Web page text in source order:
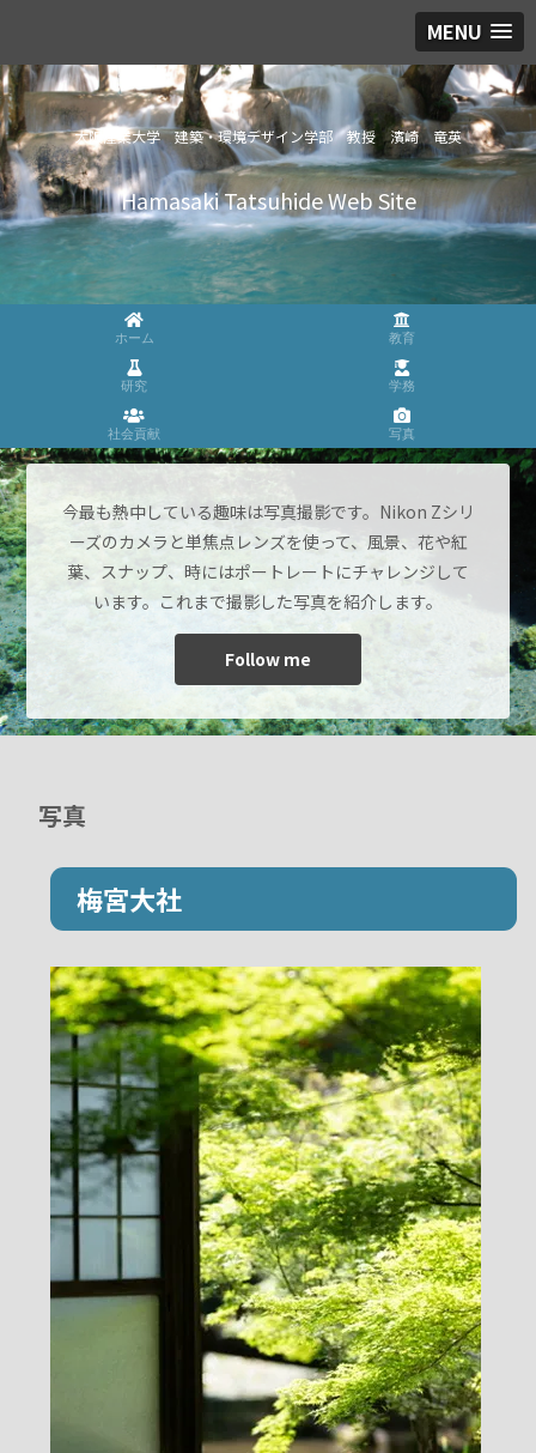
MENU
大阪産業大学 建築・環境デザイン学部 教授 濱崎 竜英
Hamasaki Tatsuhide Web Site
ホーム 教育
研究 学務
社会貢献 写真
今最も熱中している趣味は写真撮影です。Nikon Zシリ
ーズのカメラと単焦点レンズを使って、風景、花や紅
葉、スナップ、時にはポートレートにチャレンジして
います。これまで撮影した写真を紹介します。
Follow me
写真
梅宮大社